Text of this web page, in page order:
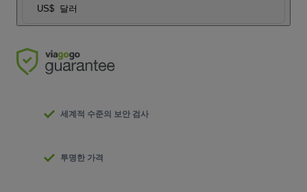
US$ 달러
세계적 수준의 보안 검사
투명한 가격